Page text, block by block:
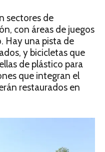
sectores de
con áreas de juegos
Hay una pista de
y bicicletas que
de plástico para
que integran el
restaurados en